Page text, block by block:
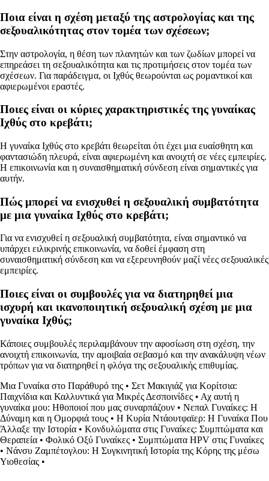
Ποια είναι η σχέση μεταξύ της αστρολογίας και της
σεξουαλικότητας στον τομέα των σχέσεων;
Στην αστρολογία, η θέση των πλανητών και των ζωδίων μπορεί να
επηρεάσει τη σεξουαλικότητα και τις προτιμήσεις στον τομέα των
σχέσεων. Για παράδειγμα, οι Ιχθύς θεωρούνται ως ρομαντικοί και
αφιερωμένοι εραστές.
Ποιες είναι οι κύριες χαρακτηριστικές της γυναίκας
Ιχθύς στο κρεβάτι;
Η γυναίκα Ιχθύς στο κρεβάτι θεωρείται ότι έχει μια ευαίσθητη και
φαντασιώδη πλευρά, είναι αφιερωμένη και ανοιχτή σε νέες εμπειρίες.
Η επικοινωνία και η συναισθηματική σύνδεση είναι σημαντικές για
αυτήν.
Πώς μπορεί να ενισχυθεί η σεξουαλική συμβατότητα
με μια γυναίκα Ιχθύς στο κρεβάτι;
Για να ενισχυθεί η σεξουαλική συμβατότητα, είναι σημαντικό να
υπάρχει ειλικρινής επικοινωνία, να δοθεί έμφαση στη
συναισθηματική σύνδεση και να εξερευνηθούν μαζί νέες σεξουαλικές
εμπειρίες.
Ποιες είναι οι συμβουλές για να διατηρηθεί μια
ισχυρή και ικανοποιητική σεξουαλική σχέση με μια
γυναίκα Ιχθύς;
Κάποιες συμβουλές περιλαμβάνουν την αφοσίωση στη σχέση, την
ανοιχτή επικοινωνία, την αμοιβαία σεβασμό και την ανακάλυψη νέων
τρόπων για να διατηρηθεί η φλόγα της σεξουαλικής επιθυμίας.
Μια Γυναίκα στο Παράθυρό της • Σετ Μακιγιάζ για Κορίτσια:
Παιχνίδια και Καλλυντικά για Μικρές Δεσποινίδες • Αχ αυτή η
γυναίκα μου: Ηθοποιοί που μας συναρπάζουν • Νεπαλ Γυναίκες: Η
Δύναμη και η Ομορφιά τους • Η Κυρία Ντάουτφαϊερ: Η Γυναίκα Που
Άλλαξε την Ιστορία • Κονδυλώματα στις Γυναίκες: Συμπτώματα και
Θεραπεία • Φολικό Οξύ Γυναίκες • Συμπτώματα HPV στις Γυναίκες
• Νάνσυ Ζαμπέτογλου: Η Συγκινητική Ιστορία της Κόρης της μέσω
Υιοθεσίας •